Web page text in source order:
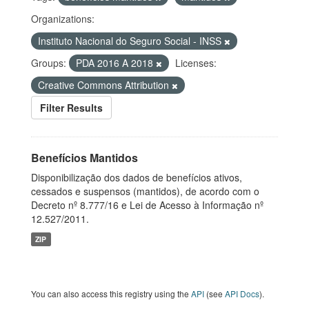
Organizations:
Instituto Nacional do Seguro Social - INSS
Groups:
PDA 2016 A 2018
Licenses:
Creative Commons Attribution
Filter Results
Benefícios Mantidos
Disponibilização dos dados de benefícios ativos,
cessados e suspensos (mantidos), de acordo com o
Decreto nº 8.777/16 e Lei de Acesso à Informação nº
12.527/2011.
ZIP
You can also access this registry using the API (see API Docs).